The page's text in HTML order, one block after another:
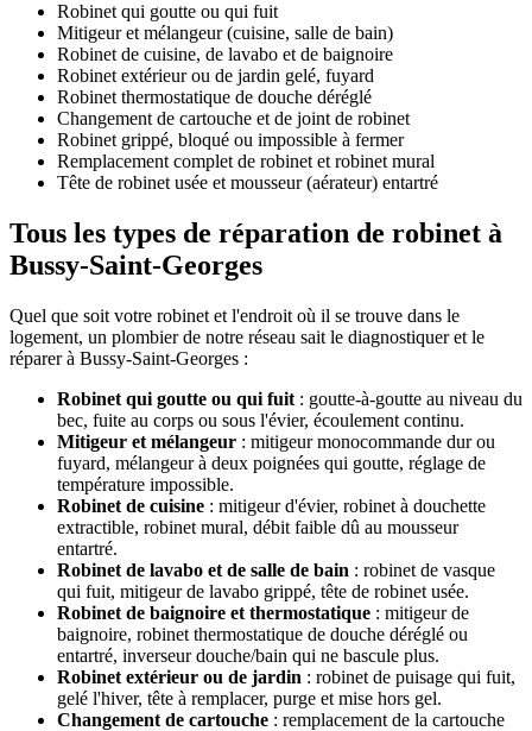
Robinet qui goutte ou qui fuit
Mitigeur et mélangeur (cuisine, salle de bain)
Robinet de cuisine, de lavabo et de baignoire
Robinet extérieur ou de jardin gelé, fuyard
Robinet thermostatique de douche déréglé
Changement de cartouche et de joint de robinet
Robinet grippé, bloqué ou impossible à fermer
Remplacement complet de robinet et robinet mural
Tête de robinet usée et mousseur (aérateur) entartré
Tous les types de réparation de robinet à
Bussy-Saint-Georges
Quel que soit votre robinet et l'endroit où il se trouve dans le
logement, un plombier de notre réseau sait le diagnostiquer et le
réparer à Bussy-Saint-Georges :
Robinet qui goutte ou qui fuit : goutte-à-goutte au niveau du
bec, fuite au corps ou sous l'évier, écoulement continu.
Mitigeur et mélangeur : mitigeur monocommande dur ou
fuyard, mélangeur à deux poignées qui goutte, réglage de
température impossible.
Robinet de cuisine : mitigeur d'évier, robinet à douchette
extractible, robinet mural, débit faible dû au mousseur
entartré.
Robinet de lavabo et de salle de bain : robinet de vasque
qui fuit, mitigeur de lavabo grippé, tête de robinet usée.
Robinet de baignoire et thermostatique : mitigeur de
baignoire, robinet thermostatique de douche déréglé ou
entartré, inverseur douche/bain qui ne bascule plus.
Robinet extérieur ou de jardin : robinet de puisage qui fuit,
gelé l'hiver, tête à remplacer, purge et mise hors gel.
Changement de cartouche : remplacement de la cartouche